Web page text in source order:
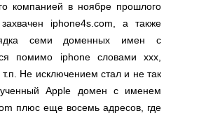
компанией в ноябре прошлого
iphone4s.com, а также
семи доменных имен с
помимо iphone словами xxx,
Не исключением стал и не так
Apple домен с именем
плюс еще восемь адресов, где